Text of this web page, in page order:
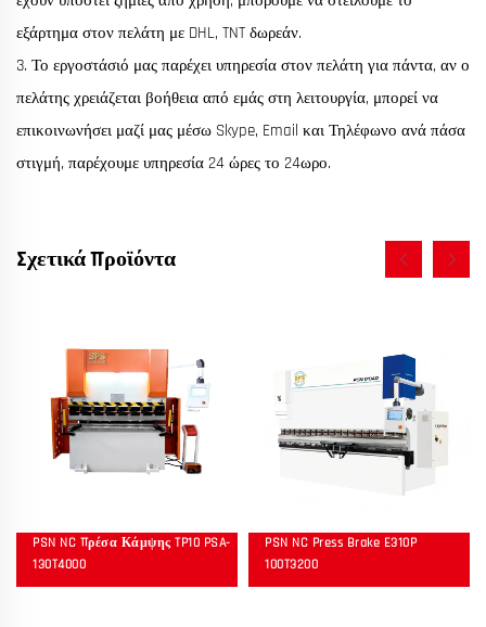
εξάρτημα στον πελάτη με DHL, TNT δωρεάν.
3. Το εργοστάσιό μας παρέχει υπηρεσία στον πελάτη για πάντα, αν ο
πελάτης χρειάζεται βοήθεια από εμάς στη λειτουργία, μπορεί να
επικοινωνήσει μαζί μας μέσω Skype, Email και Τηλέφωνο ανά πάσα
στιγμή, παρέχουμε υπηρεσία 24 ώρες το 24ωρο.
Σχετικά Προϊόντα
PSN NC Πρέσα Κάμψης TP10 PSA-
130T4000
PSN NC Press Brake E310P
100T3200